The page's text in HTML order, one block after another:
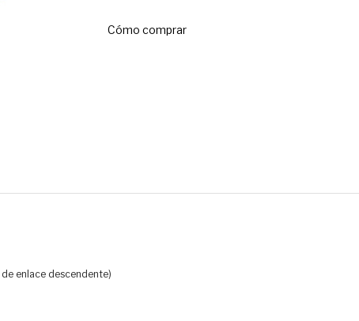
Cómo comprar
enlace descendente)